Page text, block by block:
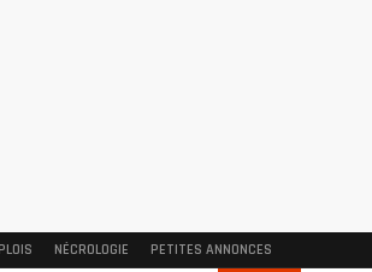
NÉCROLOGIE PETITES ANNONCES